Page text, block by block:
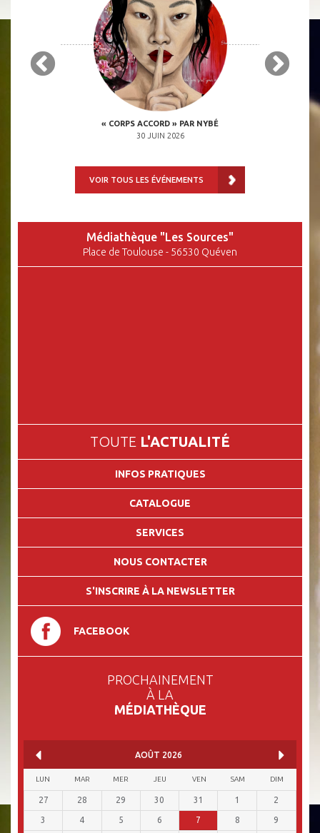
« CORPS ACCORD » PAR NYBÉ
30 JUIN 2026
VOIR TOUS LES ÉVÉNEMENTS
Médiathèque "Les Sources"
Place de Toulouse - 56530 Quéven
TOUTE L'ACTUALITÉ
INFOS PRATIQUES
CATALOGUE
SERVICES
NOUS CONTACTER
S'INSCRIRE À LA NEWSLETTER
FACEBOOK
PROCHAINEMENT
À LA
MÉDIATHÈQUE
AOÛT 2026
LUN MAR MER JEU VEN SAM DIM
27 28 29 30 31 1 2
3 4 5 6 7 8 9